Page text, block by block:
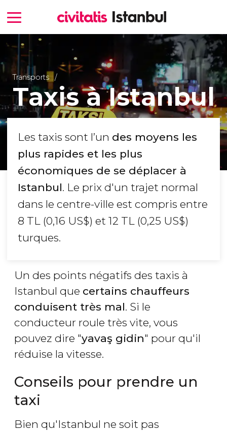
Transports
Taxis à Istanbul
Les taxis sont l’un des moyens les
plus rapides et les plus
économiques de se déplacer à
Istanbul. Le prix d'un trajet normal
dans le centre-ville est compris entre
8 TL (0,16 US$) et 12 TL (0,25 US$)
turques.
Un des points négatifs des taxis à
Istanbul que certains chauffeurs
conduisent très mal. Si le
conducteur roule très vite, vous
pouvez dire "yavaş gidin" pour qu'il
réduise la vitesse.
Conseils pour prendre un
taxi
Bien qu'Istanbul ne soit pas